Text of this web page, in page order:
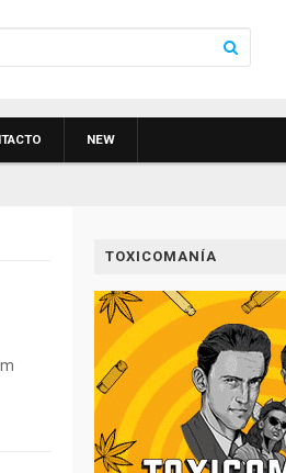
NEW
TOXICOMANÍA